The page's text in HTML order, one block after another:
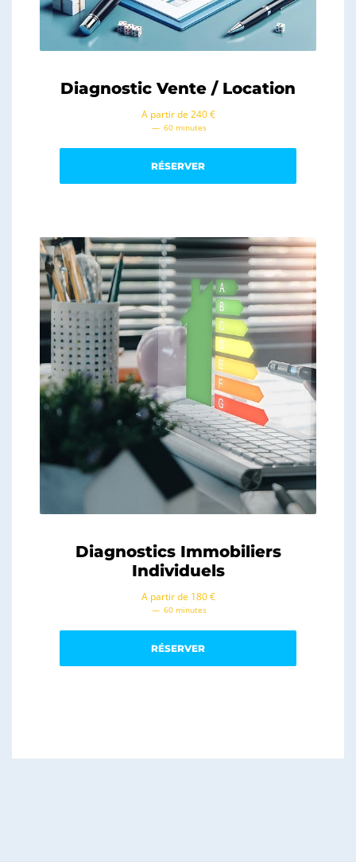
Diagnostic Vente / Location
A partir de 240 €
60 minutes
RÉSERVER
Diagnostics Immobiliers
Individuels
A partir de 180 €
60 minutes
RÉSERVER